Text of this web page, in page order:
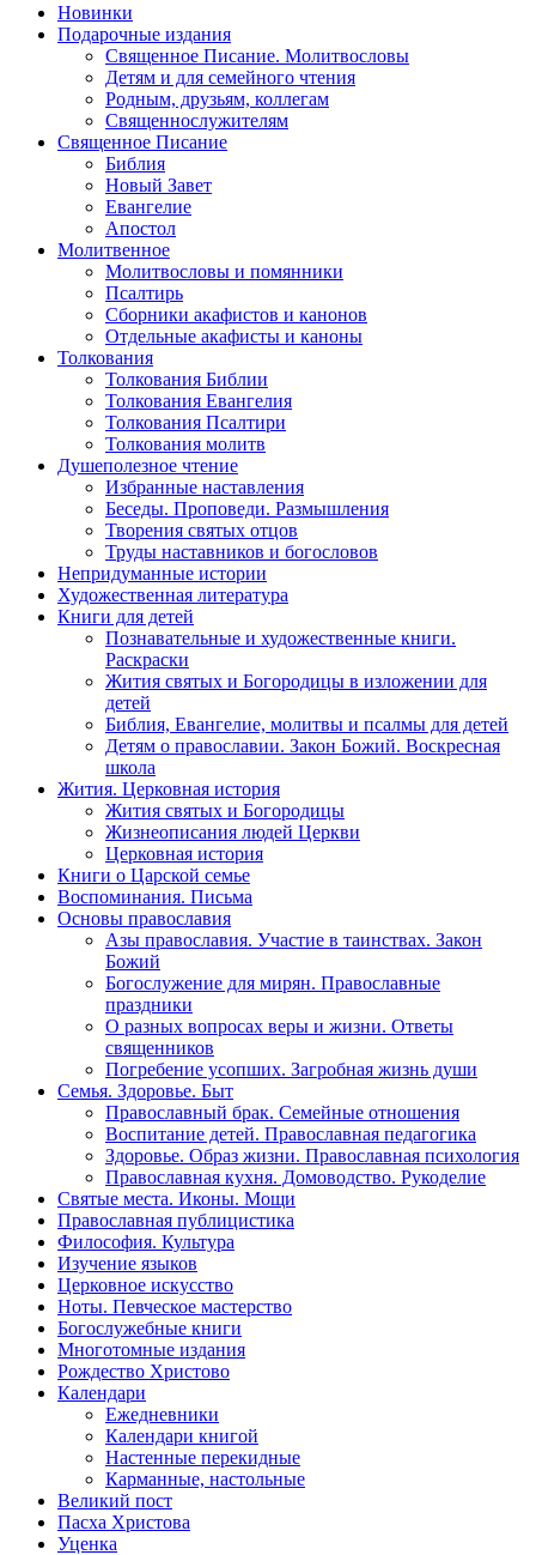
Новинки
Подарочные издания
Священное Писание. Молитвословы
Детям и для семейного чтения
Родным, друзьям, коллегам
Священнослужителям
Священное Писание
Библия
Новый Завет
Евангелие
Апостол
Молитвенное
Молитвословы и помянники
Псалтирь
Сборники акафистов и канонов
Отдельные акафисты и каноны
Толкования
Толкования Библии
Толкования Евангелия
Толкования Псалтири
Толкования молитв
Душеполезное чтение
Избранные наставления
Беседы. Проповеди. Размышления
Творения святых отцов
Труды наставников и богословов
Непридуманные истории
Художественная литература
Книги для детей
Познавательные и художественные книги.
Раскраски
Жития святых и Богородицы в изложении для
детей
Библия, Евангелие, молитвы и псалмы для детей
Детям о православии. Закон Божий. Воскресная
школа
Жития. Церковная история
Жития святых и Богородицы
Жизнеописания людей Церкви
Церковная история
Книги о Царской семье
Воспоминания. Письма
Основы православия
Азы православия. Участие в таинствах. Закон
Божий
Богослужение для мирян. Православные
праздники
О разных вопросах веры и жизни. Ответы
священников
Погребение усопших. Загробная жизнь души
Семья. Здоровье. Быт
Православный брак. Семейные отношения
Воспитание детей. Православная педагогика
Здоровье. Образ жизни. Православная психология
Православная кухня. Домоводство. Рукоделие
Святые места. Иконы. Мощи
Православная публицистика
Философия. Культура
Изучение языков
Церковное искусство
Ноты. Певческое мастерство
Богослужебные книги
Многотомные издания
Рождество Христово
Календари
Ежедневники
Календари книгой
Настенные перекидные
Карманные, настольные
Великий пост
Пасха Христова
Уценка